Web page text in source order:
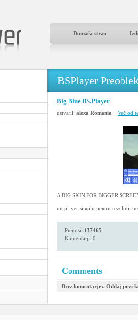
Domača stran
BSPlayer
Big Blue BS.Player
ustvaril: alexa Romania Več od
A BIG SKIN FOR BIGGER
un player simplu pentru rezolutii
Prenosi: 137465
Komentarji: 0
Comments
Brez komentarjev. Oddaj prvi